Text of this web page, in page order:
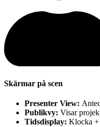
Skärmar på scen
Presenter View:
Publikvy: Visar
Tidsdisplay: Klocka +